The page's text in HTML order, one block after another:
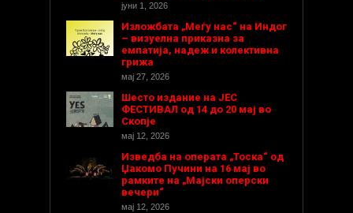
јуни 1, 2026
Изложбата „Меѓу нас“ на Индог
– визуелна приказна за
емпатија, надеж и колективна
грижа
мај 27, 2026
Шесто издание на ЈЕС
ФЕСТИВАЛ од 14 до 20 мај во
Скопје
мај 12, 2026
Изведба на операта „Тоска“ од
Џакомо Пучини на 16 мај во
рамките на „Мајски оперски
вечери“
мај 12, 2026